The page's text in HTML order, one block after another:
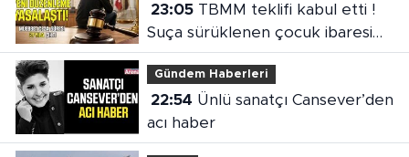
23:05TBMM teklifi kabul etti !
Suça sürüklenen çocuk ibaresi
değişti
Gündem Haberleri
22:54
acı haber